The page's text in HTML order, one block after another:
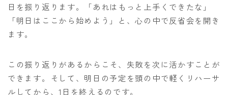
日を振り返ります。「あれはもっと上手くできたな」
「明日はここから始めよう」と、心の中で反省会を開き
ます。
この振り返りがあるからこそ、失敗を次に活かすことが
できます。そして、明日の予定を頭の中で軽くリハーサ
ルしてから、1日を終えるのです。